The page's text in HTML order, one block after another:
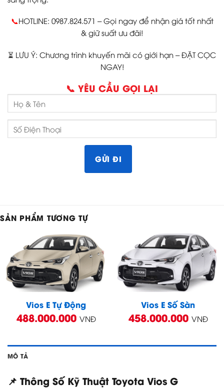
📞HOTLINE: 0987.824.571 – Gọi ngay để nhận giá tốt nhất
& giữ suất ưu đãi!
⏳ LƯU Ý: Chương trình khuyến mãi có giới hạn – ĐẶT CỌC
NGAY!
📞 YÊU CẦU GỌI LẠI
SẢN PHẨM TƯƠNG TỰ
Vios E Tự Động
488.000.000 VNĐ
Vios E Số Sàn
458.000.000 VNĐ
MÔ TẢ
📌 Thông Số Kỹ Thuật Toyota Vios G